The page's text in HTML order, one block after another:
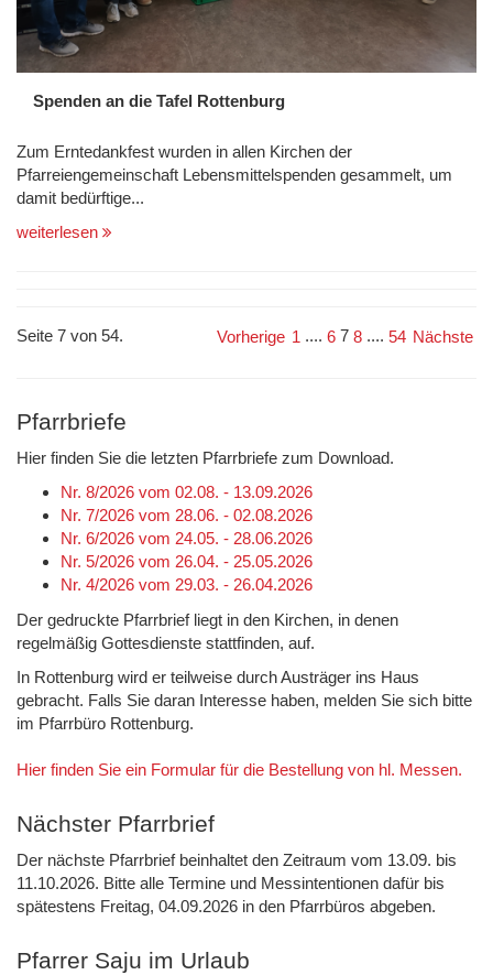
Spenden an die Tafel Rottenburg
Zum Erntedankfest wurden in allen Kirchen der
Pfarreiengemeinschaft Lebensmittelspenden gesammelt, um
damit bedürftige...
weiterlesen
Seite 7 von 54. Vorherige 1 .... 6 7 8 .... 54 Nächste
Pfarrbriefe
Hier finden Sie die letzten Pfarrbriefe zum Download.
Nr. 8/2026 vom 02.08. - 13.09.2026
Nr. 7/2026 vom 28.06. - 02.08.2026
Nr. 6/2026 vom 24.05. - 28.06.2026
Nr. 5/2026 vom 26.04. - 25.05.2026
Nr. 4/2026 vom 29.03. - 26.04.2026
Der gedruckte Pfarrbrief liegt in den Kirchen, in denen
regelmäßig Gottesdienste stattfinden, auf.
In Rottenburg wird er teilweise durch Austräger ins Haus
gebracht. Falls Sie daran Interesse haben, melden Sie sich bitte
im Pfarrbüro Rottenburg.
Hier finden Sie ein Formular für die Bestellung von hl. Messen.
Nächster Pfarrbrief
Der nächste Pfarrbrief beinhaltet den Zeitraum vom 13.09. bis
11.10.2026. Bitte alle Termine und Messintentionen dafür bis
spätestens Freitag, 04.09.2026 in den Pfarrbüros abgeben.
Pfarrer Saju im Urlaub